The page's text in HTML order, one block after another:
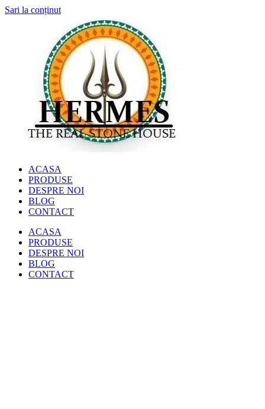
Sari la conținut
ACASA
PRODUSE
DESPRE NOI
BLOG
CONTACT
ACASA
PRODUSE
DESPRE NOI
BLOG
CONTACT